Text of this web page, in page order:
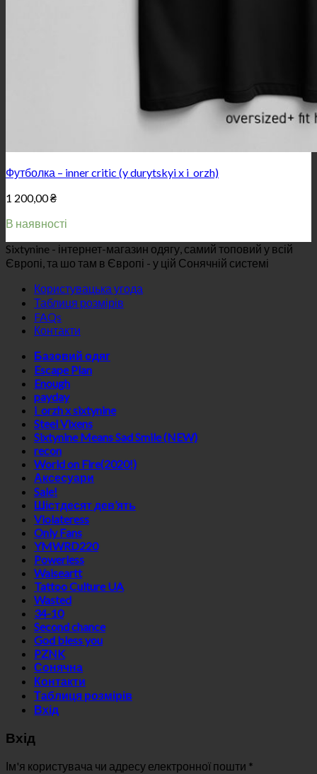
Футболка – inner critic (y durytskyi x i_orzh)
1 200,00₴
В наявності
Sixtynine - інтернет-магазин одягу, самий топовий у всій
Європі, та шо там в Європі - у цій Сонячній системі
Користувацька угода
Таблиця розмірів
FAQs
Контакти
Базовий одяг
Escape Plan
Enough
payday
i_orzh x sixtynine
Steel Vixens
Sixtynine Means Sad Smile (NEW)
recon
World on Fire(2020!)
Аксесуари
Sale!
Шістдесят дев’ять
Violateress
Only Fans
YMWRD220
Powerless
Waiseartt
Tattoo Culture UA
Wasted
34-10
Second chance
God bless you
PZNK
Сонячна
Контакти
Таблиця розмірів
Вхід
Вхід
Ім'я користувача чи адресу електронної пошти *